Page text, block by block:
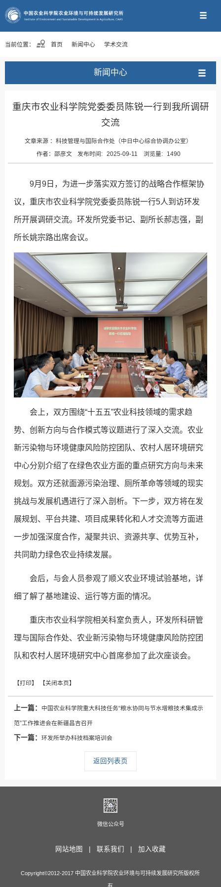
当前位置： 首页 新闻中心 学术交流
新闻中心
重庆市农业科学院党委委员陈锐一行到我所调研
交流
文章来源 ：科技管理与国际合作处（中日中心综合协调办公室）
作者： 邵彦文 发布时间: 2025-09-11 浏览量: 1490
9月9日，为进一步落实双方签订的战略合作框架协
议，重庆市农业科学院党委委员陈锐一行5人到访环发
所开展调研交流。环发所党委书记、副所长郝志强，副
所长姚宗路出席会议。
会上，双方围绕“十五五”农业科技领域的需求趋
势、创新方向与合作模式等议题进行了深入交流。农业
新污染物与环境健康风险防控团队、农村人居环境研究
中心分别介绍了在绿色农业方面的重点研究方向与未来
规划。双方还就面源污染治理、厕所革命等领域的现实
挑战与发展机遇进行了深入剖析。下一步，双方将在发
展规划、平台共建、项目成果转化和人才交流等方面进
一步加强深度合作，凝聚共识、资源共享、优势互补，
共同助力绿色农业持续发展。
会后，与会人员参观了顺义农业环境试验基地，详
细了解了基地建设、运行等方面的情况。
重庆市农业科学院相关科室负责人，环发所科研管
理与国际合作处、农业新污染物与环境健康风险防控团
队和农村人居环境研究中心首席参加了此次座谈会。
上一篇： 中国农业科学院重大科技任务“粮水协同与节水增粮技术集成示
范”工作推进会在新疆昌吉召开
下一篇：环发所举办科技档案培训会
返回列表页
微信公众号
网站地图 | 联系我们 | 加入收藏
Copyright©2012-2017 中国农业科学院农业环境与可持续发展研究所版权所